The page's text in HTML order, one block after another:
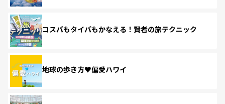
コスパもタイパもかなえる！賢者の旅テクニック
地球の歩き方♥偏愛ハワイ